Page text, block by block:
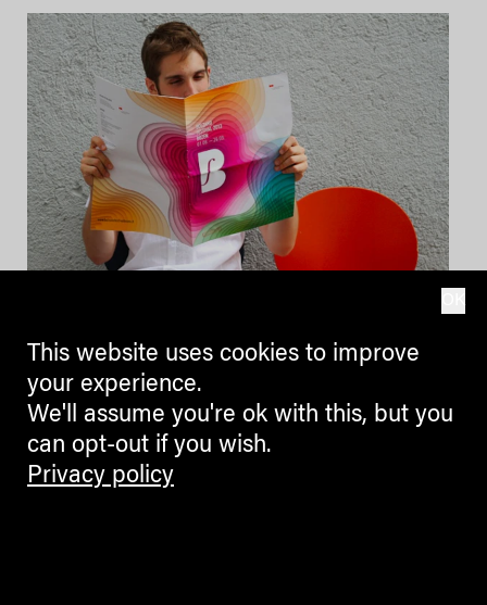
Bolzano Festival
Bozen e il colorato
imbarazzo della scelta
This website uses cookies to improve
your experience.
We'll assume you're ok with this, but you
can opt-out if you wish.
Privacy policy